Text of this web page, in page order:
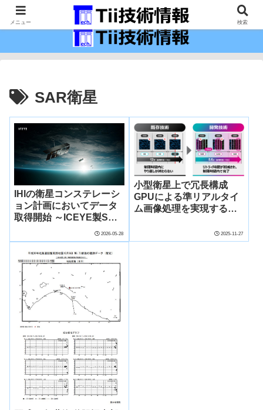
最新の科学技術の情報インフラ。
SAR衛星
IHIの衛星コンステレーシ
ョン計画においてデータ
取得開始 ～ICEYE製SAR
衛星2基の運用開始により
日本の主権的地球観測コ
ンステレーション構築に
向け本格始動～
2026-05-28
小型衛星上で冗長構成
GPUによる準リアルタイ
ム画像処理を実現する低
2025-11-27
メニュー 検索